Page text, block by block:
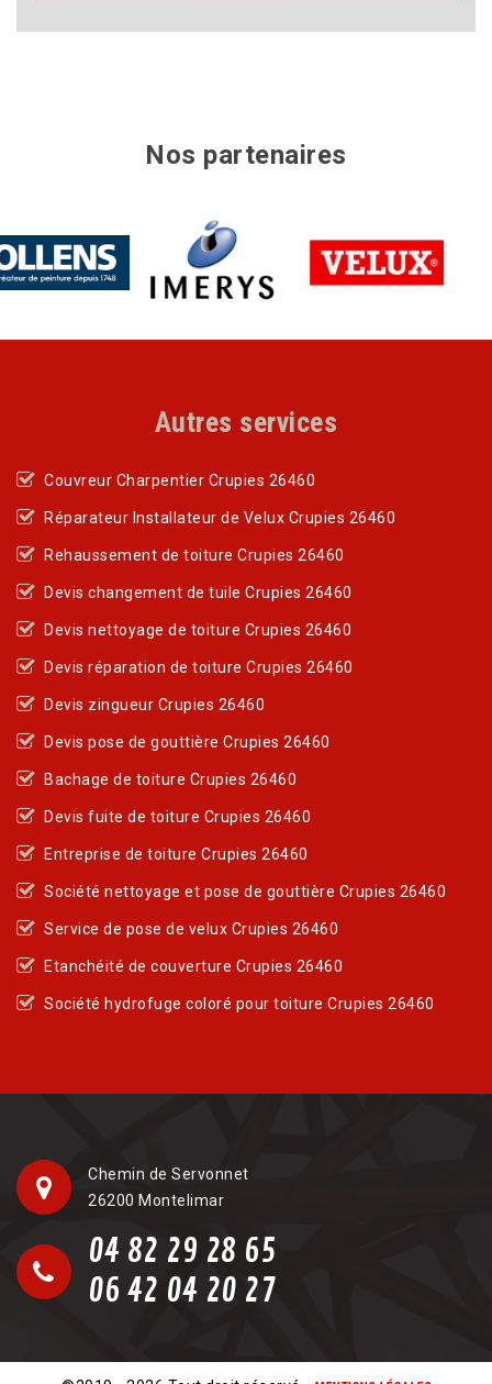
Nos partenaires
Autres services
Couvreur Charpentier Crupies 26460
Réparateur Installateur de Velux Crupies 26460
Rehaussement de toiture Crupies 26460
Devis changement de tuile Crupies 26460
Devis nettoyage de toiture Crupies 26460
Devis réparation de toiture Crupies 26460
Devis zingueur Crupies 26460
Devis pose de gouttière Crupies 26460
Bachage de toiture Crupies 26460
Devis fuite de toiture Crupies 26460
Entreprise de toiture Crupies 26460
Société nettoyage et pose de gouttière Crupies 26460
Service de pose de velux Crupies 26460
Etanchéité de couverture Crupies 26460
Société hydrofuge coloré pour toiture Crupies 26460
Chemin de Servonnet
26200 Montelimar
04 82 29 28 65
06 42 04 20 27